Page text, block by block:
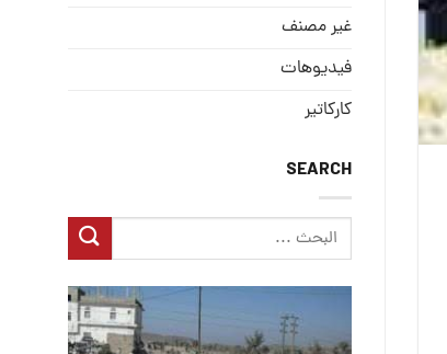
غير مصنف
فيديوهات
كاركاتير
SEARCH